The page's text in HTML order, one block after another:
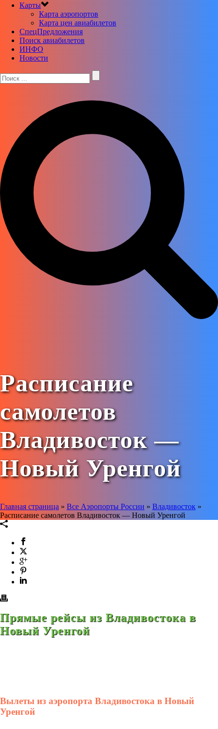
Карты
Карта аэропортов
Карта цен авиабилетов
CпецПредложения
Поиск авиабилетов
ИНФО
Новости
Расписание
самолетов
Владивосток —
Новый Уренгой
Главная страница » Все Аэропорты России » Владивосток »
Расписание самолетов Владивосток — Новый Уренгой
Прямые рейсы из Владивостока в
Новый Уренгой
Вылеты из аэропорта Владивостока в Новый
Уренгой